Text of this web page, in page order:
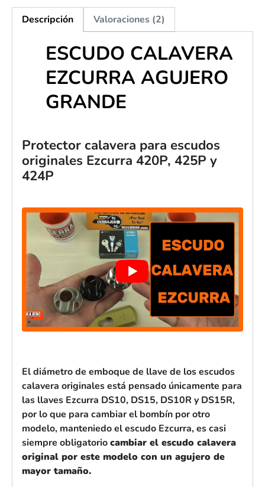
Descripción Valoraciones (2)
ESCUDO CALAVERA
EZCURRA AGUJERO
GRANDE
Protector calavera para escudos
originales Ezcurra 420P, 425P y
424P
El diámetro de emboque de llave de los escudos
calavera originales está pensado únicamente para
las llaves Ezcurra DS10, DS15, DS10R y DS15R,
por lo que para cambiar el bombín por otro
modelo, manteniedo el escudo Ezcurra, es casi
siempre obligatoriocambiar el escudo calavera
original por este modelo con un agujero de
mayor tamaño.